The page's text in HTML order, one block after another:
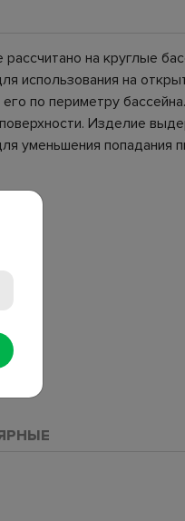
на круглые
использования на
по периметру
Изделие
уменьшения попадания